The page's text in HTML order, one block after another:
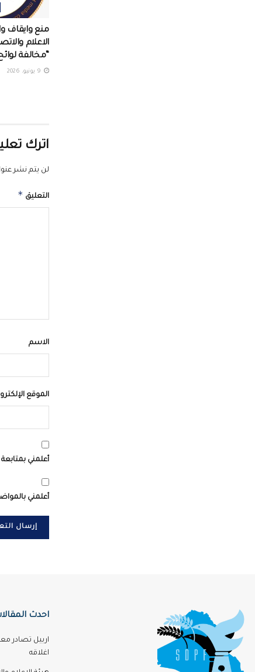
منع وايقاف
الاعلام
“مخالفة
اترك
لن يتم نشر
التعليق *
الاسم
الموقع
أعلمني
أعلمني
احدث
اربيل تصادر
اغلاقه